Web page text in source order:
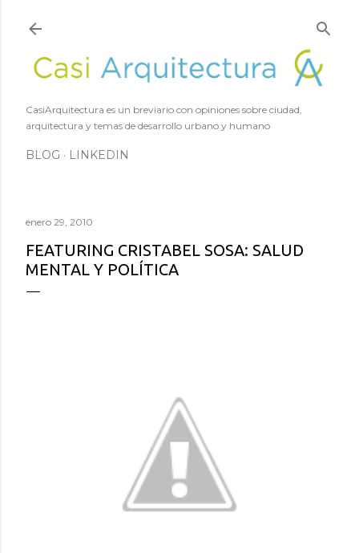
CasiArquitectura es un breviario con opiniones sobre ciudad,
arquitectura y temas de desarrollo urbano y humano
BLOG LINKEDIN
enero 29, 2010
FEATURING CRISTABEL SOSA: SALUD
MENTAL Y POLÍTICA